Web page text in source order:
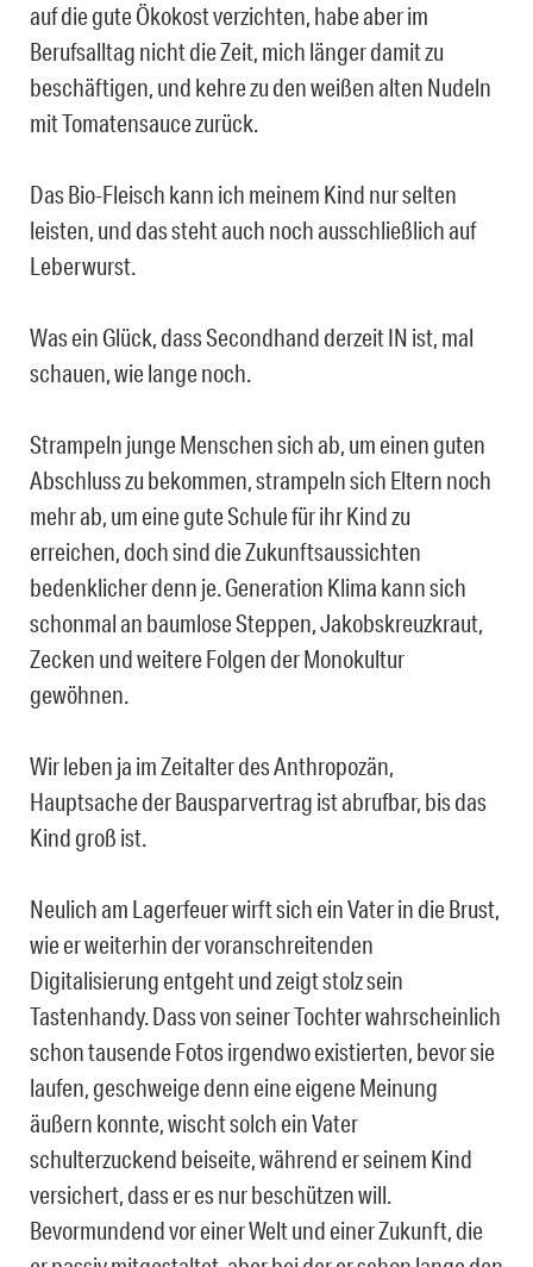
auf die gute Ökokost verzichten, habe aber im
Berufsalltag nicht die Zeit, mich länger damit zu
beschäftigen, und kehre zu den weißen alten Nudeln
mit Tomatensauce zurück.
Das Bio-Fleisch kann ich meinem Kind nur selten
leisten, und das steht auch noch ausschließlich auf
Leberwurst.
Was ein Glück, dass Secondhand derzeit IN ist, mal
schauen, wie lange noch.
Strampeln junge Menschen sich ab, um einen guten
Abschluss zu bekommen, strampeln sich Eltern noch
mehr ab, um eine gute Schule für ihr Kind zu
erreichen, doch sind die Zukunftsaussichten
bedenklicher denn je. Generation Klima kann sich
schonmal an baumlose Steppen, Jakobskreuzkraut,
Zecken und weitere Folgen der Monokultur
gewöhnen.
Wir leben ja im Zeitalter des Anthropozän,
Hauptsache der Bausparvertrag ist abrufbar, bis das
Kind groß ist.
Neulich am Lagerfeuer wirft sich ein Vater in die Brust,
wie er weiterhin der voranschreitenden
Digitalisierung entgeht und zeigt stolz sein
Tastenhandy. Dass von seiner Tochter wahrscheinlich
schon tausende Fotos irgendwo existierten, bevor sie
laufen, geschweige denn eine eigene Meinung
äußern konnte, wischt solch ein Vater
schulterzuckend beiseite, während er seinem Kind
versichert, dass er es nur beschützen will.
Bevormundend vor einer Welt und einer Zukunft, die